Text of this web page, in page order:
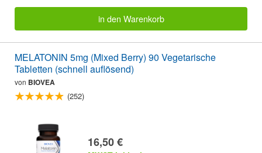
in den Warenkorb
MELATONIN 5mg (Mixed Berry) 90 Vegetarische
Tabletten (schnell auflösend)
von BIOVEA
(252)
16,50 €